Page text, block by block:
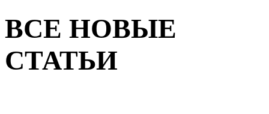
ВСЕ НОВЫЕ
СТАТЬИ